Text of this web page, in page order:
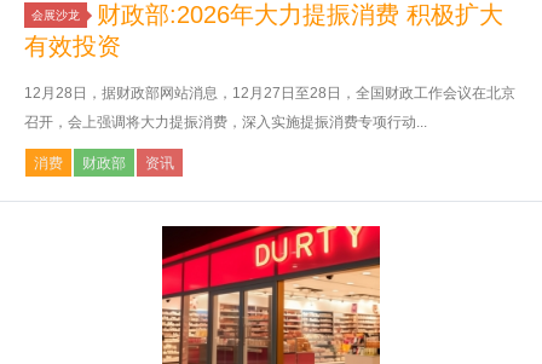
会展沙龙
财政部:2026年大力提振消费 积极扩大
有效投资
12月28日，据财政部网站消息，12月27日至28日，全国财政工作会议在北京
召开，会上强调将大力提振消费，深入实施提振消费专项行动...
消费 财政部 资讯